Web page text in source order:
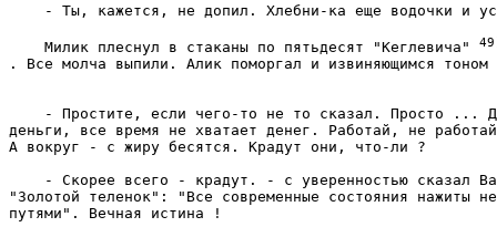
- Ты, кажется, не допил. Хлебни-ка еще водочки и
Милик плеснул в стаканы по пятьдесят "Кеглевича"
- Простите, если чего-то не то сказал. Просто ...
деньги, все время не хватает денег. Работай, не
А вокруг - с жиру бесятся. Крадут они, что-ли ?
- Скорее всего - крадут. - с уверенностью сказал
"Золотой теленок": "Все современные состояния нажиты
путями". Вечная истина !